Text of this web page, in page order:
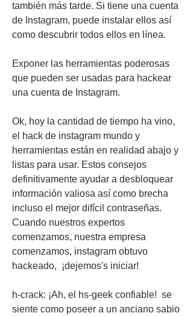
también más tarde. Si tiene una cuenta
de Instagram, puede instalar ellos así
como descubrir todos ellos en línea.
Exponer las herramientas poderosas
que pueden ser usadas para hackear
una cuenta de Instagram.
Ok, hoy la cantidad de tiempo ha vino,
el hack de instagram mundo y
herramientas están en realidad abajo y
listas para usar. Estos consejos
definitivamente ayudar a desbloquear
información valiosa así como brecha
incluso el mejor difícil contraseñas.
Cuando nuestros expertos
comenzamos, nuestra empresa
comenzamos, instagram obtuvo
hackeado,  ¡dejemos's iniciar!
h-crack: ¡Ah, el hs-geek confiable!  se
siente como poseer a un anciano sabio